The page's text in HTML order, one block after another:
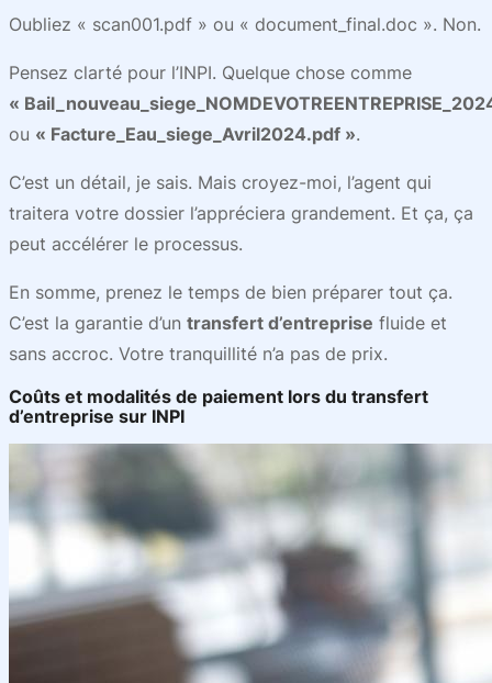
Oubliez « scan001.pdf » ou « document_final.doc ». Non.
Pensez clarté pour l’INPI. Quelque chose comme
«
ou « Facture_Eau_siege_Avril2024.pdf ».
C’est un détail, je sais. Mais croyez-moi, l’agent qui
traitera votre dossier l’appréciera grandement. Et ça, ça
peut accélérer le processus.
En somme, prenez le temps de bien préparer tout ça.
C’est la garantie d’un transfert d’entreprise fluide et
sans accroc. Votre tranquillité n’a pas de prix.
Coûts et modalités de paiement lors du transfert
d’entreprise sur INPI